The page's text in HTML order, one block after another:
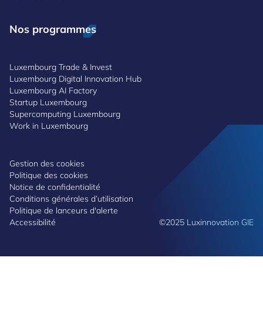
Nos programmes
Luxembourg Trade & Invest
Luxembourg Digital Innovation Hub
Luxembourg AI Factory
Startup Luxembourg
Supercomputing Luxembourg
Work in Luxembourg
Gestion des cookies
Politique des cookies
Notice de confidentialité
Conditions générales d’utilisation
Politique de lanceurs d'alerte
Accessibilité
©2025 Luxinnovation GIE